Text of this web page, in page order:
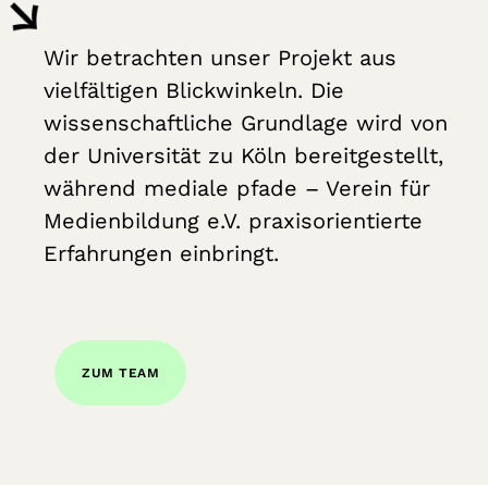
Wir betrachten unser Projekt aus
vielfältigen Blickwinkeln. Die
wissenschaftliche Grundlage wird von
der Universität zu Köln bereitgestellt,
während mediale pfade – Verein für
Medienbildung e.V. praxisorientierte
Erfahrungen einbringt.
ZUM TEAM